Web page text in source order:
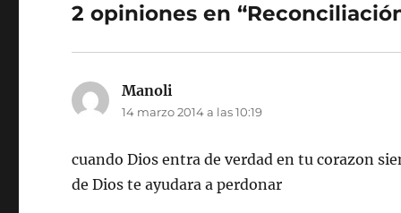
2 opiniones en
Manoli
14 marzo 2014 a las 10:19
cuando Dios entra de verdad en tu corazon
de Dios te ayudara a perdonar